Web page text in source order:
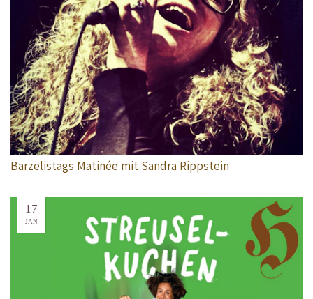
Bärzelistags Matinée mit Sandra Rippstein
17
JAN